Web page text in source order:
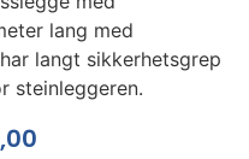
lang med
langt sikkerhetsgrep
steinleggeren.